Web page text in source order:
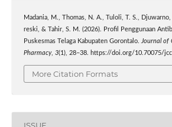
Madania, M., Thomas, N. A., Tuloli, T. S., Djuwarno,
reski, & Tahir, S. M. (2026). Profil Penggunaan
Puskesmas Telaga Kabupaten Gorontalo.
Journal of
Pharmacy, 3(1), 28–38. https://doi.org/10.70075/
More Citation Formats